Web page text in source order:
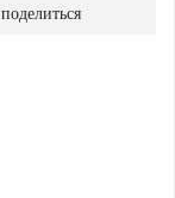
поделиться